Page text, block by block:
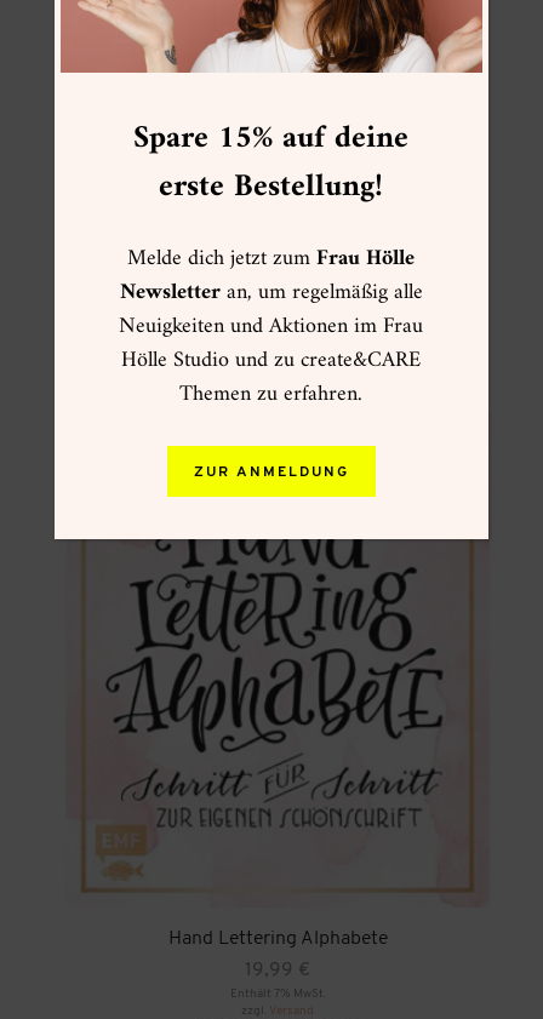
Watercolor Adventskalender
29,90€
Enthält 19% MwSt.
Lieferzeit: keine Lieferzeit (z.B. Download)
Hand Lettering Alphabete
19,99 €
Enthält 7% MwSt.
zzgl. Versand
Spare 15% auf deine
erste Bestellung!
Melde dich jetzt zumFrau Hölle
Newsletteran, um regelmäßig alle
Neuigkeiten und Aktionen im Frau
Hölle Studio und zu create&CARE
Themen zu erfahren.
ZUR ANMELDUNG